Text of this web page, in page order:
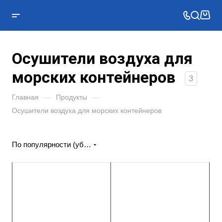
Осушители воздуха для
морских контейнеров
3
Главная — Продукты —
Осушители воздуха для морских контейнеров
По популярности (убывание)